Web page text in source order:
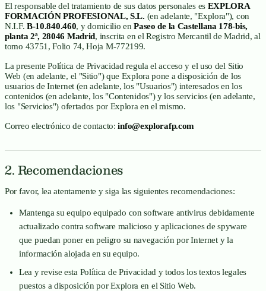
El responsable del tratamiento de sus datos personales es EXPLORA
FORMACIÓN PROFESIONAL, S.L. (en adelante, "Explora"), con
N.I.F. B-10.840.460, y domicilio enPaseo de la Castellana 178-bis,
planta 2ª, 28046 Madrid, inscrita en el Registro Mercantil de Madrid, al
tomo 43751, Folio 74, Hoja M-772199.
La presente Política de Privacidad regula el acceso y el uso del Sitio
Web (en adelante, el "Sitio") que Explora pone a disposición de los
usuarios de Internet (en adelante, los "Usuarios") interesados en los
contenidos (en adelante, los "Contenidos") y los servicios (en adelante,
los "Servicios") ofertados por Explora en el mismo.
Correo electrónico de contacto:info@explorafp.com
2. Recomendaciones
Por favor, lea atentamente y siga las siguientes recomendaciones:
Mantenga su equipo equipado con software antivirus debidamente
actualizado contra software malicioso y aplicaciones de spyware
que puedan poner en peligro su navegación por Internet y la
información alojada en su equipo.
Lea y revise esta Política de Privacidad y todos los textos legales
puestos a disposición por Explora en el Sitio Web.